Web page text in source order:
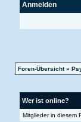
Anmelden
Foren-Übersicht»
Wer ist online?
Mitglieder in diesem